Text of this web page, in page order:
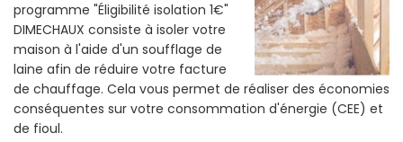
programme "Éligibilité isolation 1€"
DIMECHAUX consiste à isoler votre
maison à l'aide d'un soufflage de
laine afin de réduire votre facture
de chauffage. Cela vous permet de réaliser des économies
conséquentes sur votre consommation d'énergie (CEE) et
de fioul.